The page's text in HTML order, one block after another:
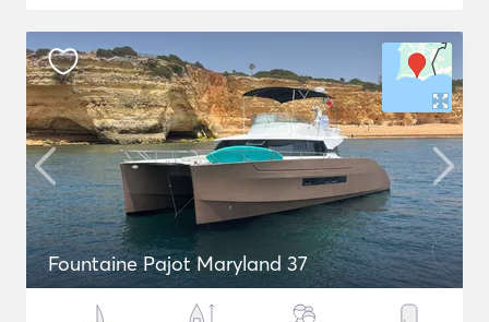
Fountaine Pajot Maryland 37